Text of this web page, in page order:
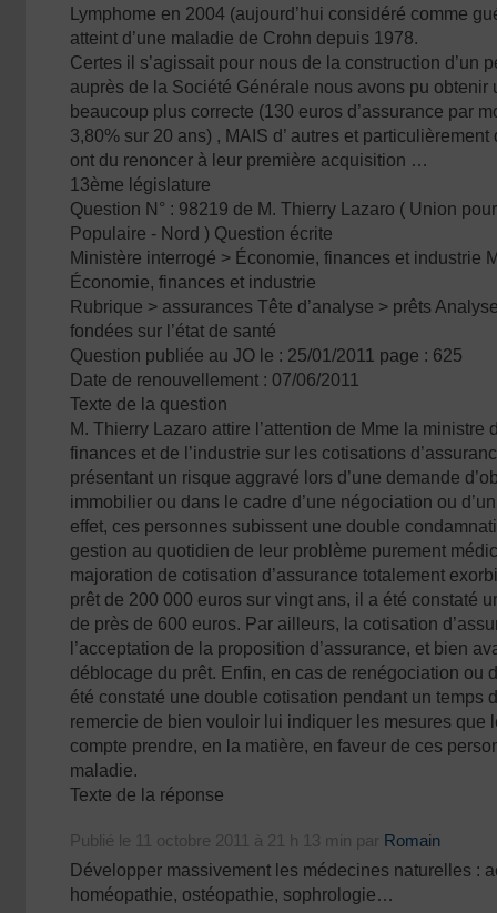
Lymphome en 2004 (aujourd’hui considéré comme
atteint d’une maladie de Crohn depuis 1978.
Certes il s’agissait pour nous de la construction d’un
auprès de la Société Générale nous avons pu obtenir
beaucoup plus correcte (130 euros d’assurance par
3,80% sur 20 ans) , MAIS d’ autres et
ont du renoncer à leur première acquisition …
13ème législature
Question N° : 98219 de M. Thierry Lazaro ( Union
Populaire - Nord ) Question écrite
Ministère interrogé > Économie, finances et industrie
Économie, finances et industrie
Rubrique > assurances Tête d’analyse > prêts
fondées sur l’état de santé
Question publiée au JO le : 25/01/2011 page : 625
Date de renouvellement : 07/06/2011
Texte de la question
M. Thierry Lazaro attire l’attention de Mme la ministre
finances et de l’industrie sur les cotisations
présentant un risque aggravé lors d’une demande
immobilier ou dans le cadre d’une négociation ou
effet, ces personnes subissent une double
gestion au quotidien de leur problème purement
majoration de cotisation d’assurance totalement
prêt de 200 000 euros sur vingt ans, il a été constaté
de près de 600 euros. Par ailleurs, la cotisation
l’acceptation de la proposition d’assurance, et bien
déblocage du prêt. Enfin, en cas de renégociation ou
été constaté une double cotisation pendant un temps
remercie de bien vouloir lui indiquer les mesures que
compte prendre, en la matière, en faveur de ces
maladie.
Texte de la réponse
Publié le 11 octobre 2011 à 21 h 13 min par Romain
Développer massivement les médecines naturelles :
homéopathie, ostéopathie, sophrologie…